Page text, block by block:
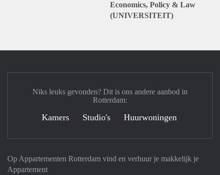
Economics, Policy & Law
(UNIVERSITEIT)
Op Appartementen Rotterdam vind en verhuur je makkelijk je
Appartement
Niks leuks gevonden? Dit is ons andere aanbod in
Rotterdam:
Kamers Studio's Huurwoningen